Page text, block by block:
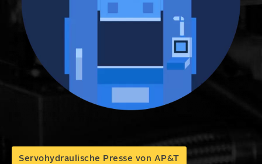
Servohydraulische Presse von AP&T